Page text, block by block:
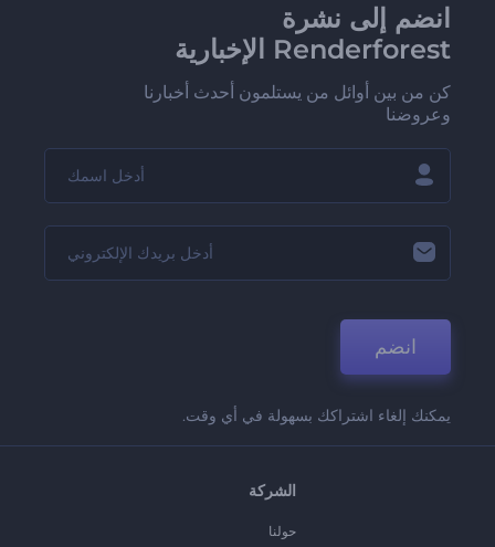
انضم إلى نشرة
Renderforest الإخبارية
كن من بين أوائل من يستلمون أحدث أخبارنا
وعروضنا
انضم
يمكنك إلغاء اشتراكك بسهولة في أي وقت.
الشركة
حولنا